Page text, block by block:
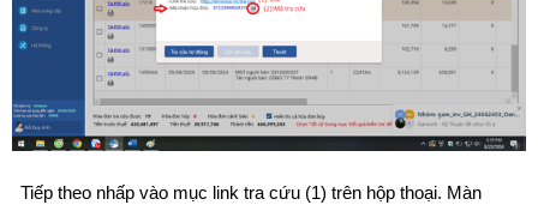
Tiếp theo nhấp vào mục link tra cứu (1) trên hộp thoại. Màn